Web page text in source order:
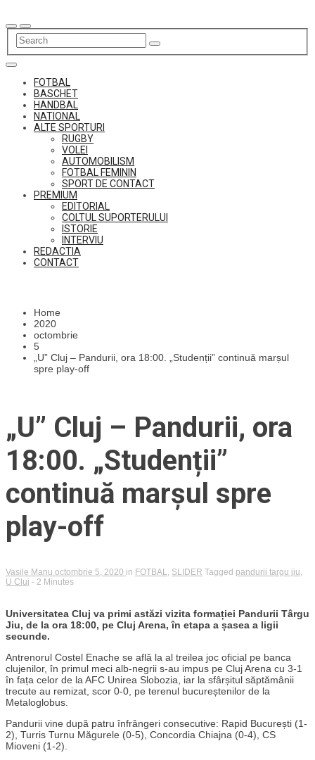
to
content
FOTBAL
BASCHET
HANDBAL
NATIONAL
ALTE SPORTURI
RUGBY
VOLEI
AUTOMOBILISM
FOTBAL FEMININ
SPORT DE CONTACT
PREMIUM
EDITORIAL
COLTUL SUPORTERULUI
ISTORIE
INTERVIU
REDACTIA
CONTACT
Home
2020
octombrie
5
„U” Cluj – Pandurii, ora 18:00. „Studenții” continuă marșul
spre play-off
„U” Cluj – Pandurii, ora
18:00. „Studenții”
continuă marșul spre
play-off
Vasile Manu octombrie 5, 2020 in FOTBAL SLIDER Tagged pandurii targu jiu
U Cluj - 2 Minutes
Universitatea Cluj va primi astăzi vizita formației Pandurii Târgu
Jiu, de la ora 18:00, pe Cluj Arena, în etapa a șasea a ligii
secunde.
Antrenorul Costel Enache se află la al treilea joc oficial pe banca
clujenilor, în primul meci alb-negrii s-au impus pe Cluj Arena cu 3-1
în fața celor de la AFC Unirea Slobozia, iar la sfârșitul săptămânii
trecute au remizat, scor 0-0, pe terenul bucureștenilor de la
Metaloglobus.
Pandurii vine după patru înfrângeri consecutive: Rapid București (1-
2), Turris Turnu Măgurele (0-5), Concordia Chiajna (0-4), CS
Mioveni (1-2).